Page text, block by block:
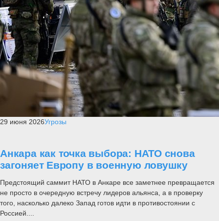
29 июня 2026Угрозы
Анкара как точка выбора: НАТО снова
загоняет Европу в военную ловушку
Предстоящий саммит НАТО в Анкаре все заметнее превращается
не просто в очередную встречу лидеров альянса, а в проверку
того, насколько далеко Запад готов идти в противостоянии с
Россией....